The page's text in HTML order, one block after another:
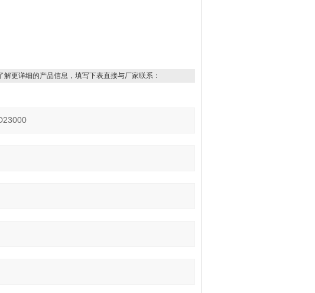
解更详细的产品信息，填写下表直接与厂家联系：